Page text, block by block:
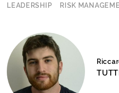
LEADERSHIP
RISK